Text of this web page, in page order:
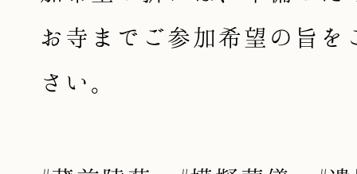
お寺までご参加希望の旨を
さい。